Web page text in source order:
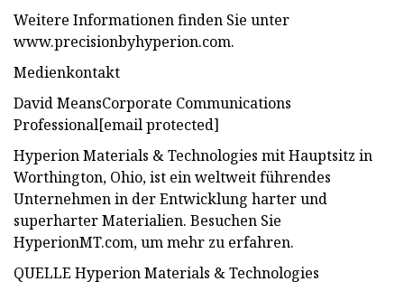
Weitere Informationen finden Sie unter
www.precisionbyhyperion.com.
Medienkontakt
David MeansCorporate Communications
Professional[email protected]
Hyperion Materials & Technologies mit Hauptsitz in
Worthington, Ohio, ist ein weltweit führendes
Unternehmen in der Entwicklung harter und
superharter Materialien. Besuchen Sie
HyperionMT.com, um mehr zu erfahren.
QUELLE Hyperion Materials & Technologies